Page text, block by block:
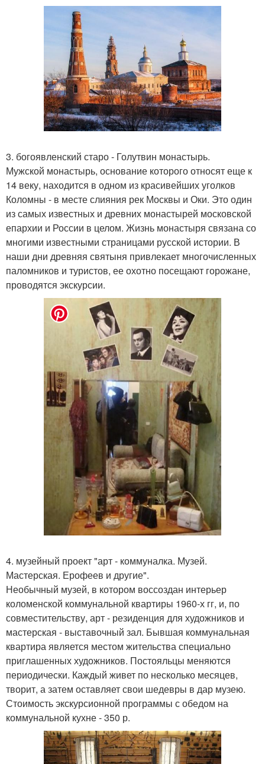
3. богоявленский старо - Голутвин монастырь.
Мужской монастырь, основание которого относят еще к
14 веку, находится в одном из красивейших уголков
Коломны - в месте слияния рек Москвы и Оки. Это один
из самых известных и древних монастырей московской
епархии и России в целом. Жизнь монастыря связана со
многими известными страницами русской истории. В
наши дни древняя святыня привлекает многочисленных
паломников и туристов, ее охотно посещают горожане,
проводятся экскурсии.
4. музейный проект "арт - коммуналка. Музей.
Мастерская. Ерофеев и другие".
Необычный музей, в котором воссоздан интерьер
коломенской коммунальной квартиры 1960-х гг, и, по
совместительству, арт - резиденция для художников и
мастерская - выставочный зал. Бывшая коммунальная
квартира является местом жительства специально
приглашенных художников. Постояльцы меняются
периодически. Каждый живет по несколько месяцев,
творит, а затем оставляет свои шедевры в дар музею.
Стоимость экскурсионной программы с обедом на
коммунальной кухне - 350 р.